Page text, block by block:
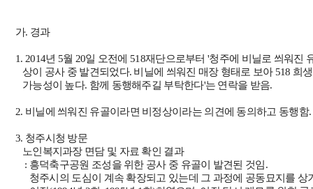
가. 경과
1. 2014년 5월 20일 오전에 518재단으로부터 '청주에 비닐로 씌워진
상이 공사 중 발견되었다. 비닐에 씌워진 매장 형태로 보아518 희
가능성이 높다. 함께 동행해주길 부탁한다'는 연락을 받음.
2. 비닐에 씌워진 유골이라면 비정상이라는 의견에 동의하고 동행함.
3. 청주시청 방문
노인복지과장 면담 및 자료 확인 결과
: 흥덕축구공원 조성을 위한 공사 중 유골이 발견된 것임.
청주시의 도심이 계속 확장되고 있는데 그 과정에 공동묘지를 상